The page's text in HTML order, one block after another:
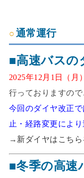
通常運行
■高速バスの
2025年12月1日（月）
行っておりますので
今回のダイヤ改正
止・経路変更によ
→ 新ダイヤはこちら
■冬季の高速